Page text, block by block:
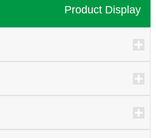
Product Display